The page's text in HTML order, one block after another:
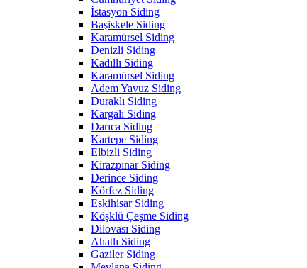
İstasyon Siding
Başiskele Siding
Karamürsel Siding
Denizli Siding
Kadıllı Siding
Karamürsel Siding
Adem Yavuz Siding
Duraklı Siding
Kargalı Siding
Darıca Siding
Kartepe Siding
Elbizli Siding
Kirazpınar Siding
Derince Siding
Körfez Siding
Eskihisar Siding
Köşklü Çeşme Siding
Dilovası Siding
Ahatlı Siding
Gaziler Siding